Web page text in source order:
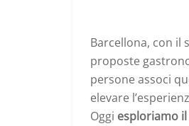
Barcellona, con il
proposte
persone associ
elevare
Oggi esploriamo